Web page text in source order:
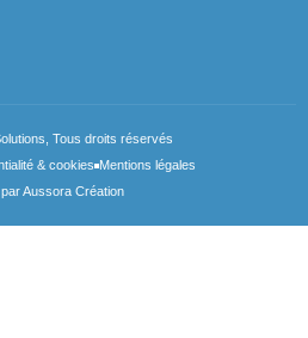
Tous droits réservés
& cookies Mentions légales
par Aussora Création